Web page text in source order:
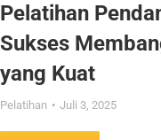
Pelatihan
Sukses
yang Kuat
Pelatihan Juli 3, 2025